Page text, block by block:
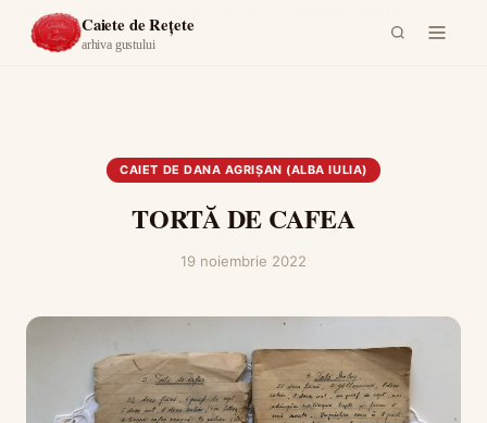
Caiete de Rețete
arhiva gustului
Acasă ›
CAIET DE DANA AGRIȘAN (ALBA IULIA)
TORTĂ DE CAFEA
19 noiembrie 2022